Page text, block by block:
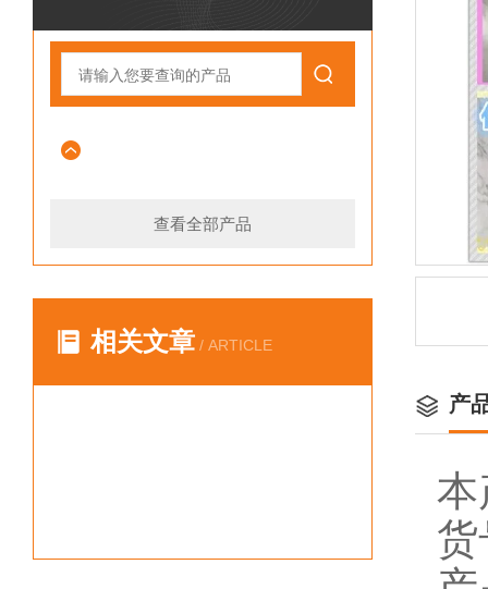
查看全部产品
相关文章 / ARTICLE
产
本